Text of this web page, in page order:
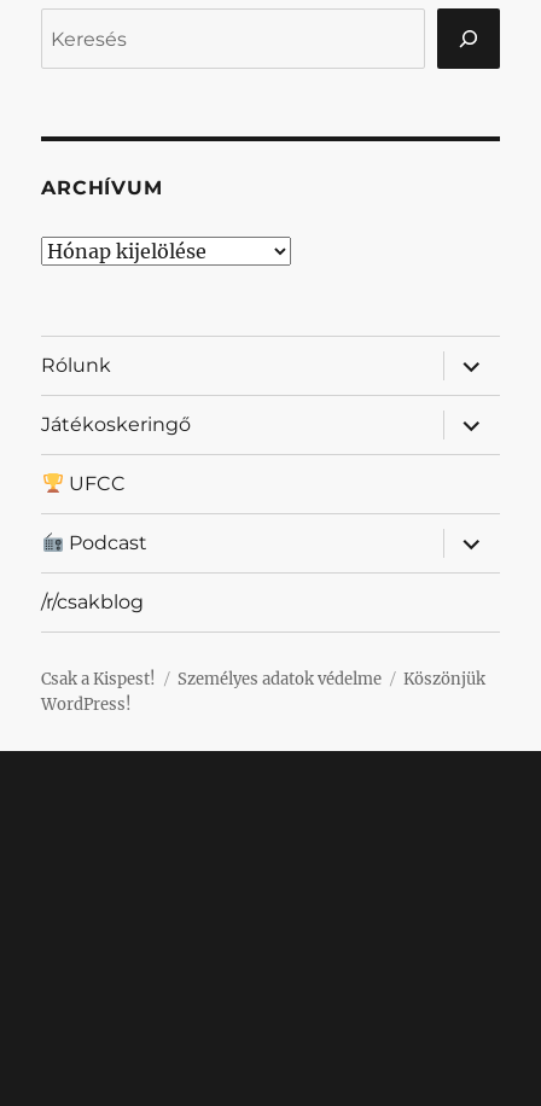
ARCHÍVUM
Archívum
Rólunk
almenü
Játékoskeringő
almenü
UFCC
Podcast
almenü
/r/csakblog
Csak a Kispest! Személyes adatok védelme
Köszönjük
WordPress!